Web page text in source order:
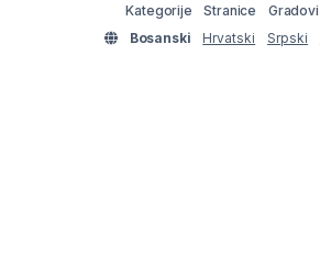
Kategorije
Stranice Gradovi
Bosanski
Hrvatski Srpski